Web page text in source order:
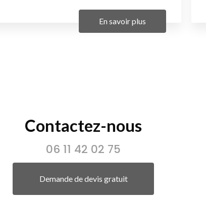
En savoir plus
Contactez-nous
06 11 42 02 75
Demande de devis gratuit